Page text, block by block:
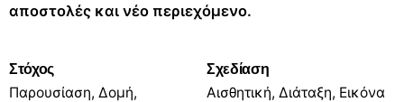
αποστολές και νέο περιεχόμενο.
Στόχος
Παρουσίαση, Δομή,
Σχεδίαση
Αισθητική, Διάταξη, Εικόνα